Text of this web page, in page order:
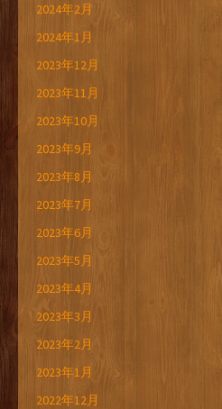
2024年2月
2024年1月
2023年12月
2023年11月
2023年10月
2023年9月
2023年8月
2023年7月
2023年6月
2023年5月
2023年4月
2023年3月
2023年2月
2023年1月
2022年12月